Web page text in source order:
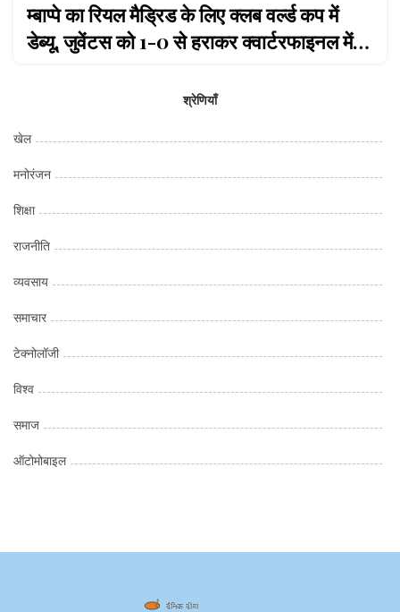
म्बाप्पे का रियल मैड्रिड के लिए क्लब वर्ल्ड कप में
डेब्यू, जुवेंटस को 1-0 से हराकर क्वार्टरफाइनल में
श्रेणियाँ
खेल
मनोरंजन
शिक्षा
राजनीति
व्यवसाय
समाचार
टेक्नोलॉजी
विश्व
समाज
ऑटोमोबाइल